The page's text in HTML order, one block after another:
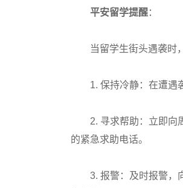
平安留学提醒：
当留学生街头遇袭时，
1. ‌保持冷静‌：在遭遇袭
2. ‌寻求帮助‌：立即向周
的紧急求助电话。
3. ‌报警‌：及时报警，向